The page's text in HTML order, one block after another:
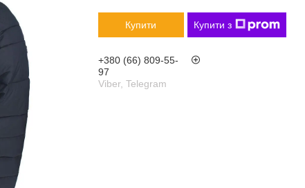
Купити Купити з
+380 (66) 809-55-
97
Viber, Telegram